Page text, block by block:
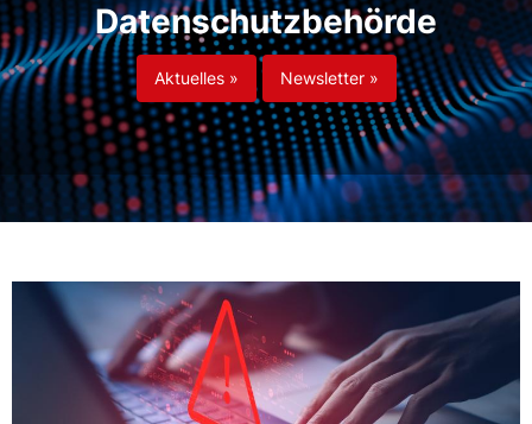
Datenschutzbehörde
Aktuelles » Newsletter »